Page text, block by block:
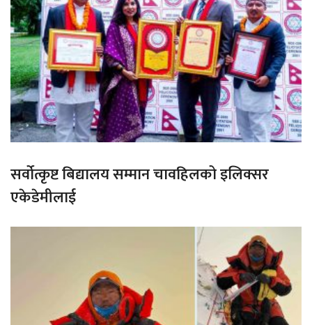
सर्वोत्कृष्ट बिद्यालय सम्मान चावहिलको इलिक्सर
एकेडेमीलाई